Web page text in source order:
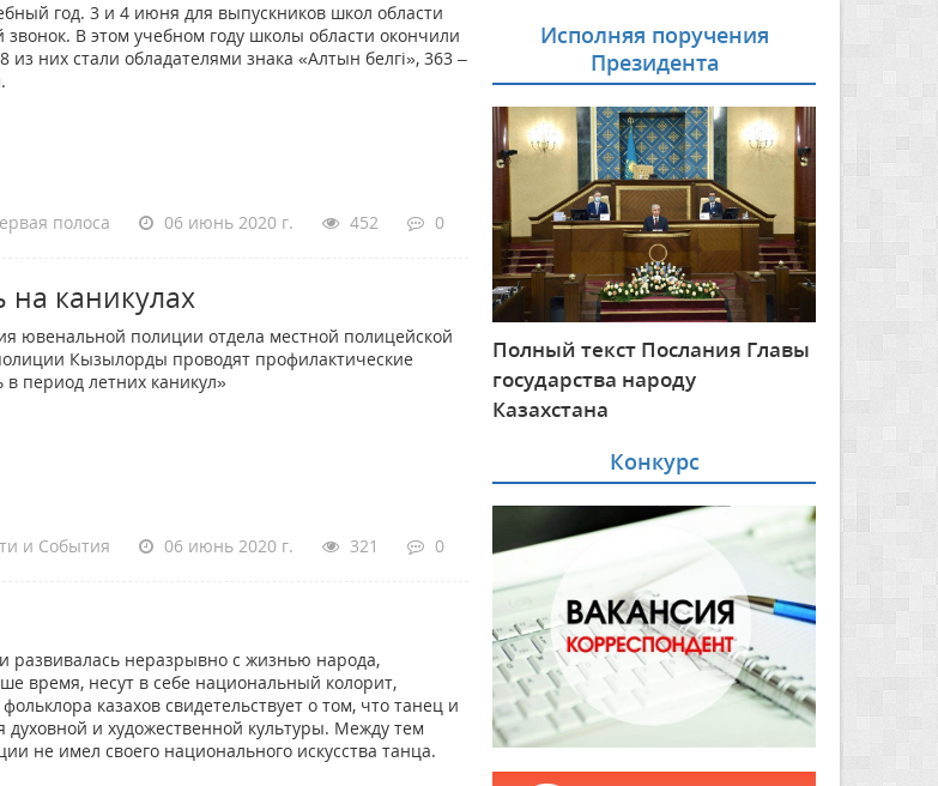
год. 3 и 4 июня для выпускников школ области
звонок. В этом учебном году школы области окончили
из них стали обладателями знака «Алтын белгі», 363 –
полоса 06 июнь 2020 г. 452 0
на каникулах
ювенальной полиции отдела местной полицейской
Кызылорды проводят профилактические
период летних каникул»
и События 06 июнь 2020 г. 321 0
развивалась неразрывно с жизнью народа,
время, несут в себе национальный колорит,
казахов свидетельствует о том, что танец и
духовной и художественной культуры. Между тем
не имел своего национального искусства танца.
Исполняя поручения
Президента
Полный текст Послания Главы
государства народу
Казахстана
Конкурс